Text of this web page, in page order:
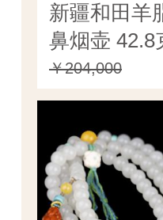
新疆和田羊
鼻烟壶 42.8
￥204,000